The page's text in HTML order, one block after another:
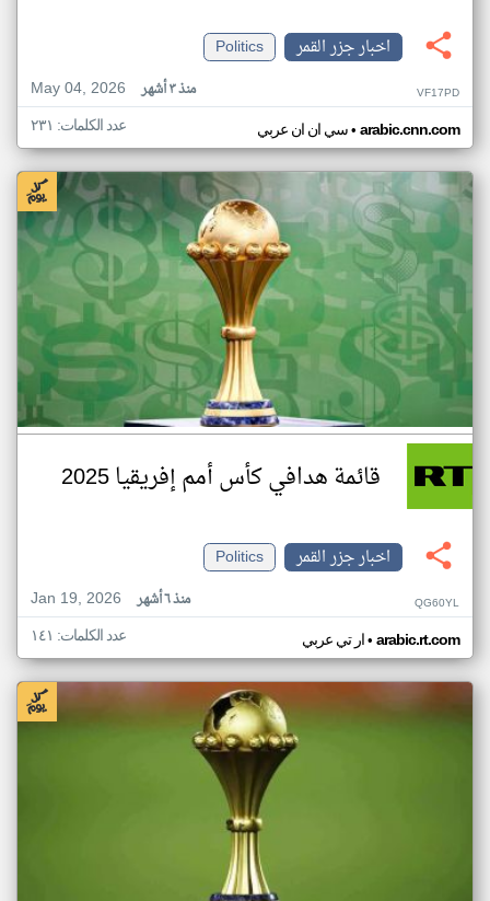
اخبار جزر القمر
Politics
May 04, 2026
منذ ٣ أشهر VF17PD
سي ان ان عربي• arabic.cnn.com عدد الكلمات: ٢٣١
قائمة هدافي كأس أمم إفريقيا 2025
اخبار جزر القمر
Politics
Jan 19, 2026
منذ ٦ أشهر QG60YL
ار تي عربي• arabic.rt.com عدد الكلمات: ١٤١